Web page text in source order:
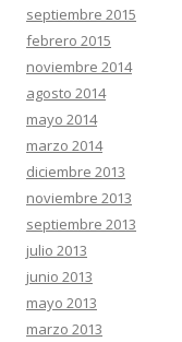
septiembre 2015
febrero 2015
noviembre 2014
agosto 2014
mayo 2014
marzo 2014
diciembre 2013
noviembre 2013
septiembre 2013
julio 2013
junio 2013
mayo 2013
marzo 2013